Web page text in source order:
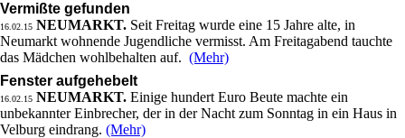
Vermißte gefunden
16.02.15 NEUMARKT. Seit Freitag wurde eine 15 Jahre alte, in
Neumarkt wohnende Jugendliche vermisst. Am Freitagabend tauchte
das Mädchen wohlbehalten auf. (Mehr)
Fenster aufgehebelt
16.02.15 NEUMARKT. Einige hundert Euro Beute machte ein
unbekannter Einbrecher, der in der Nacht zum Sonntag in ein Haus in
Velburg eindrang. (Mehr)